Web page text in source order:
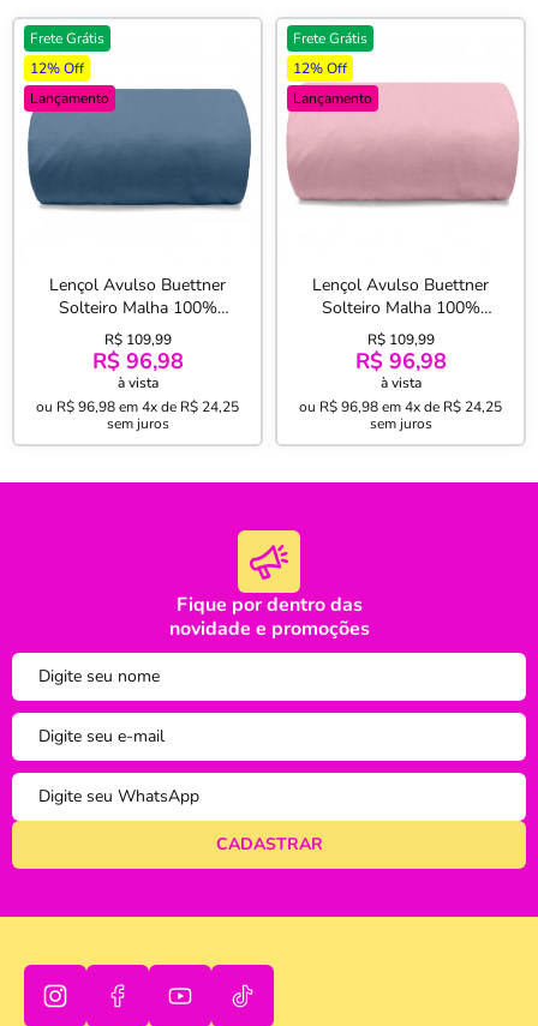
Frete Grátis
12% Off
Lançamento
Lençol Avulso Buettner
Solteiro Malha 100%
Algodão Image com Elástico
Azul
R$ 109,99
R$ 96,98
à vista
ou R$ 96,98em4x de R$ 24,25
sem juros
Frete Grátis
12% Off
Lançamento
Lençol Avulso Buettner
Solteiro Malha 100%
Algodão Image com Elástico
Rose
R$ 109,99
R$ 96,98
à vista
ou R$ 96,98em4x de R$ 24,25
sem juros
Fique por dentro das
novidade e promoções
tudo bem